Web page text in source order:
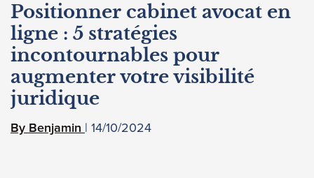
Positionner cabinet avocat en
ligne : 5 stratégies
incontournables pour
augmenter votre visibilité
juridique
Benjamin 14/10/2024